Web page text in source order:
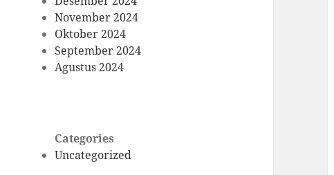
November 2024
Oktober 2024
September 2024
Agustus 2024
Categories
Uncategorized